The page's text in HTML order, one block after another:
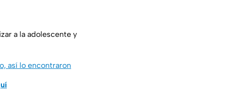
a la adolescente y
así lo encontraron